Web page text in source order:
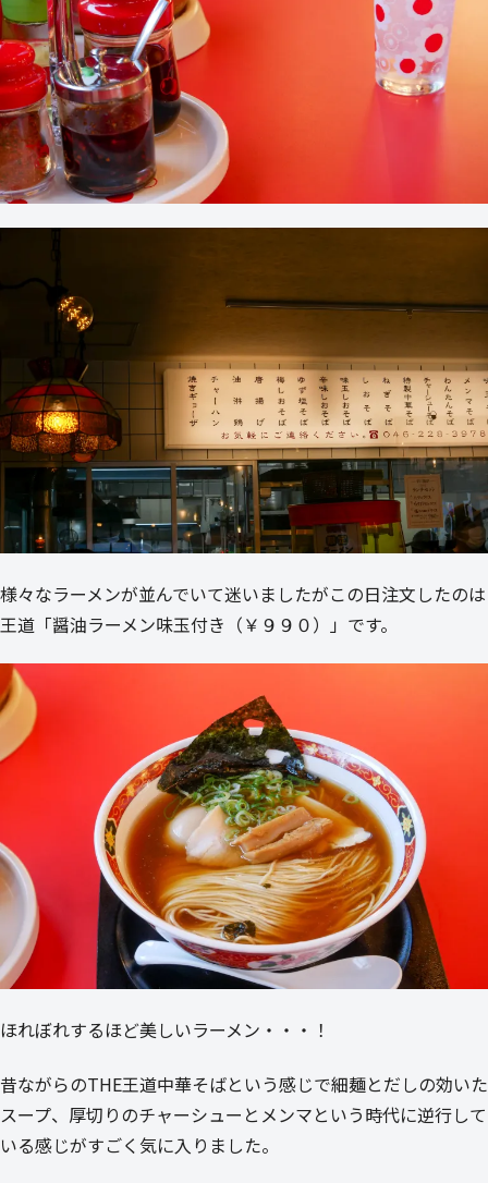
様々なラーメンが並んでいて迷いましたがこの日注文したのは
王道「醤油ラーメン味玉付き（￥９９０）」です。
ほれぼれするほど美しいラーメン・・・！
昔ながらのTHE王道中華そばという感じで細麺とだしの効いた
スープ、厚切りのチャーシューとメンマという時代に逆行して
いる感じがすごく気に入りました。